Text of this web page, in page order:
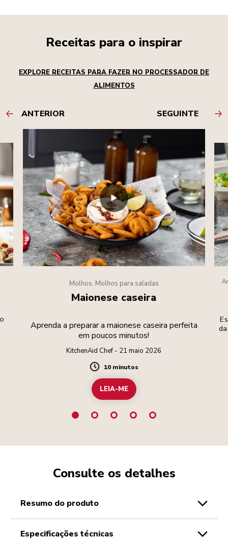
Receitas para o inspirar
EXPLORE RECEITAS PARA FAZER NO PROCESSADOR DE
ALIMENTOS
ANTERIOR SEGUINTE
Molhos, Molhos para saladas
Maionese caseira
Aprenda a preparar a maionese caseira perfeita
em poucos minutos!
KitchenAid Chef - 21 maio 2026
Duration
10 minutos
LEIA-ME
Consulte os detalhes
resumo do produto
especificações técnicas